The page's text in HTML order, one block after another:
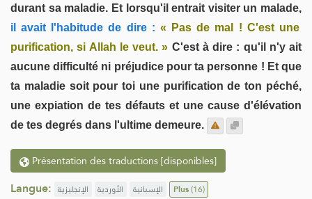
durant sa maladie. Et lorsqu'il entrait visiter un malade,
il avait l'habitude de dire : « Pas de mal ! C'est une
purification, si Allah le veut. » C'est à dire : qu'il n'y ait
aucune difficulté ni préjudice pour ta personne ! Et que
ta maladie soit pour toi une purification de ton péché,
une expiation de tes défauts et une cause d'élévation
de tes degrés dans l'ultime demeure.
Présentation des traductions [disponibles]
Langue: الإنجليزية الأوردية الإسبانية Plus(16)